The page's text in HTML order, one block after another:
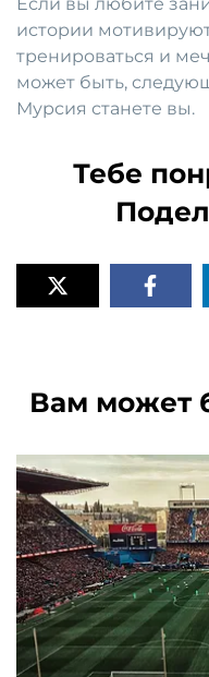
истории
тренироваться и
может быть,
Мурсия станете вы.
Тебе
Вам может